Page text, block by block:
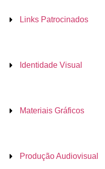
Links Patrocinados
Identidade Visual
Materiais Gráficos
Produção Audiovisual